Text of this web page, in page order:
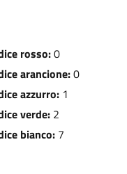
rosso:0
arancione:0
azzurro: 1
verde: 2
bianco: 7